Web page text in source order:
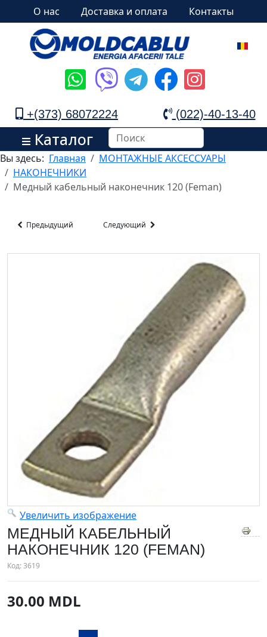
О нас Доставка и оплата Контакты
+(373) 68072224 (022)-40-13-40
Каталог
Вы здесь: Главная
МОНТАЖНЫЕ АКСЕССУАРЫ
НАКОНЕЧНИКИ
Медный кабельный наконечник 120 (Feman)
Предыдущий Следующий
Увеличить изображение
МЕДНЫЙ КАБЕЛЬНЫЙ
НАКОНЕЧНИК 120 (FEMAN)
Код:3619
30.00 MDL